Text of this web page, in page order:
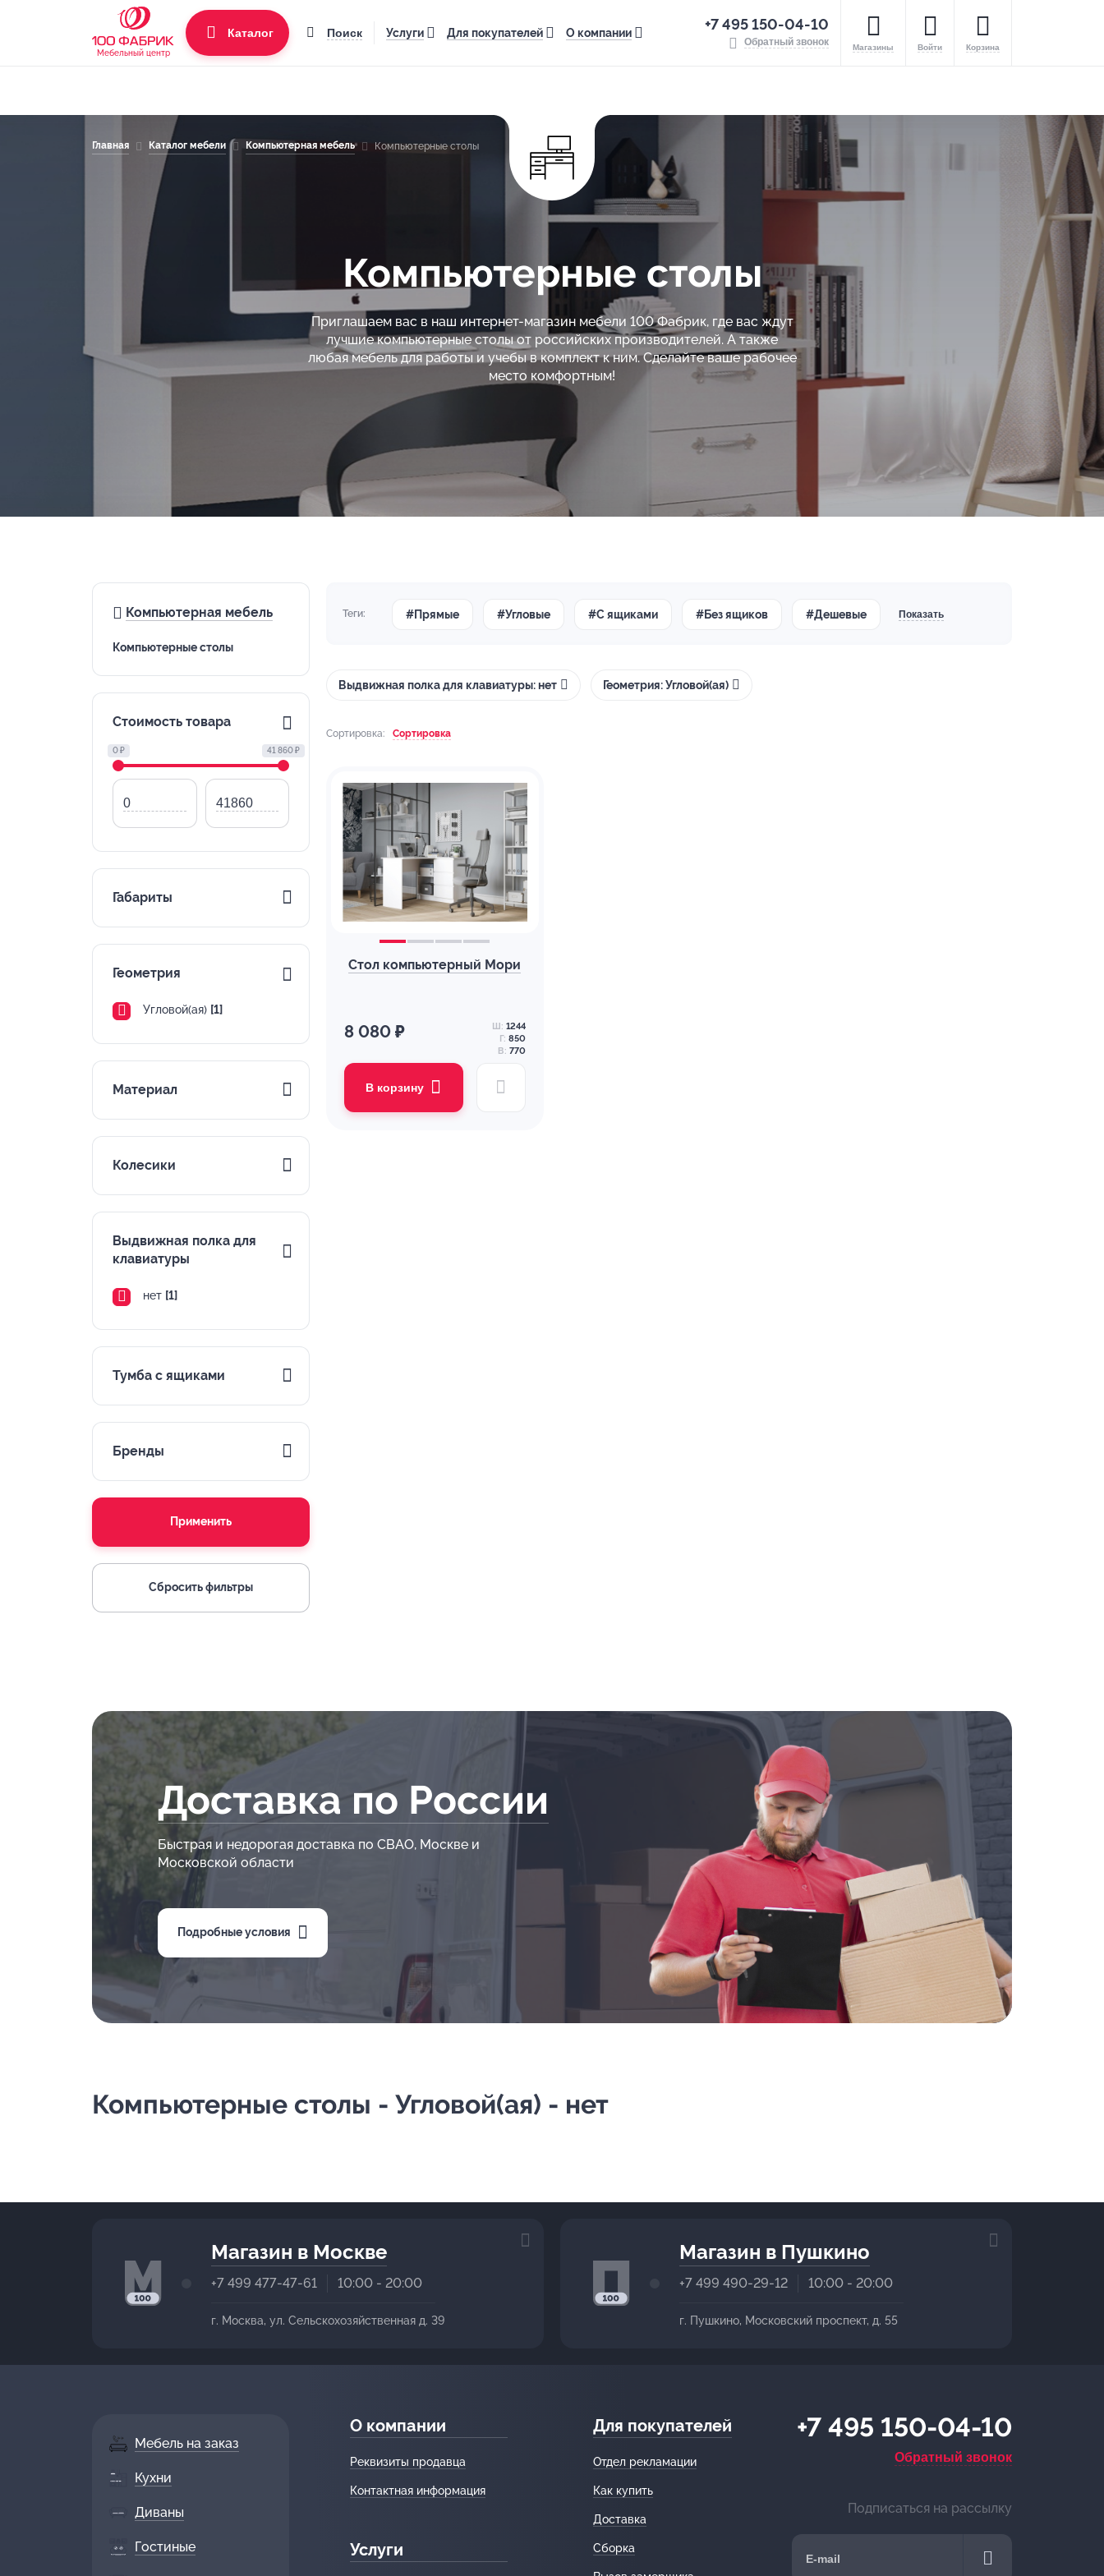
Мебельный центр
Каталог Поиск Услуги Для покупателей О компании +7 495 150-04-10
Обратный звонок Магазины Войти Корзина
Главная Каталог мебели Компьютерная мебель Компьютерные столы
Компьютерные столы
Приглашаем вас в наш интернет-магазин мебели 100 Фабрик, где вас ждут
лучшие компьютерные столы от российских производителей. А также
любая мебель для работы и учебы в комплект к ним. Сделайте ваше рабочее
место комфортным!
Компьютерная мебель
Компьютерные столы
Стоимость товара
0 ₽ 41 860 ₽
Габариты
Геометрия
Угловой(ая) [1]
Материал
Колесики
Выдвижная полка для
клавиатуры
нет [1]
Тумба с ящиками
Бренды
Применить
Сбросить фильтры
Теги: #Прямые #Угловые #С ящиками #Без ящиков #Дешевые Показать
Выдвижная полка для клавиатуры: нет Геометрия: Угловой(ая)
Сортировка: Сортировка
Стол компьютерный Мори
8 080 ₽ Ш: 1244
Г: 850
В: 770
В корзину
Доставка по России
Быстрая и недорогая доставка по СВАО, Москве и
Московской области
Подробные условия
Компьютерные столы - Угловой(ая) - нет
Магазин в Москве
+7 499 477-47-61 10:00 - 20:00
г. Москва, ул. Сельскохозяйственная д. 39
Магазин в Пушкино
+7 499 490-29-12 10:00 - 20:00
г. Пушкино, Московский проспект, д. 55
Мебель на заказ
Кухни
Диваны
Гостиные
О компании
Реквизиты продавца
Контактная информация
Услуги
Для покупателей
Отдел рекламации
Как купить
Доставка
Сборка
+7 495 150-04-10
Обратный звонок
Подписаться на рассылку